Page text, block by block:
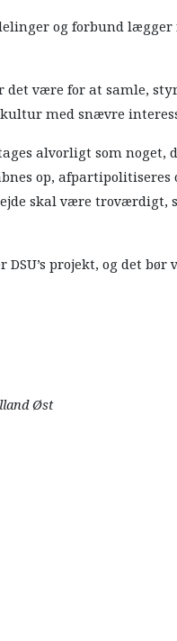
og forbund
det være for at samle,
med snævre
alvorligt som noget,
op,
skal være troværdigt,
projekt, og det bør
Øst